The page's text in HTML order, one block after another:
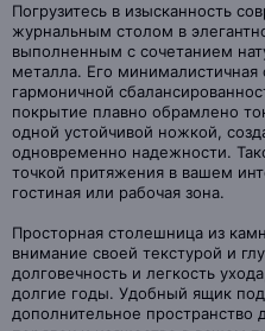
Погрузитесь в изысканность
журнальным столом в
выполненным с сочетанием
металла. Его
гармоничной
покрытие плавно обрамлено
одной устойчивой ножкой,
одновременно надежности.
точкой притяжения в вашем
гостиная или рабочая зона.
Просторная столешница из
внимание своей текстурой и
долговечность и легкость
долгие годы. Удобный ящик
дополнительное пространство